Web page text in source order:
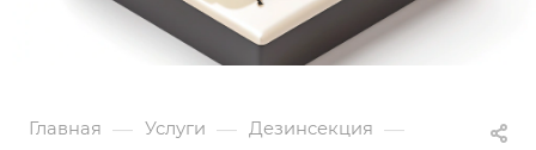
Главная — Услуги — Дезинсекция —